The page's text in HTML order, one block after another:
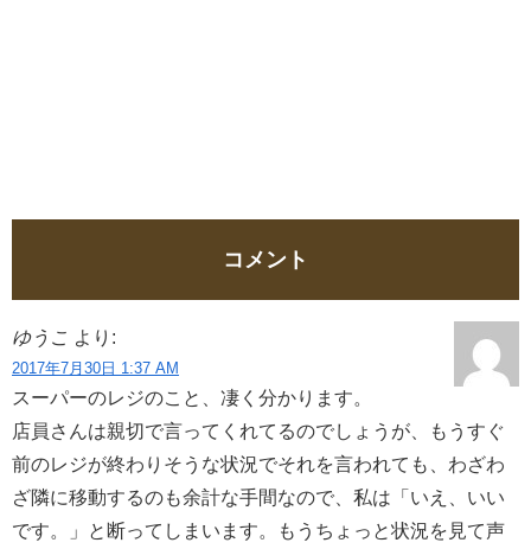
コメント
ゆうこ より:
2017年7月30日 1:37 AM
スーパーのレジのこと、凄く分かります。
店員さんは親切で言ってくれてるのでしょうが、もうすぐ
前のレジが終わりそうな状況でそれを言われても、わざわ
ざ隣に移動するのも余計な手間なので、私は「いえ、いい
です。」と断ってしまいます。もうちょっと状況を見て声